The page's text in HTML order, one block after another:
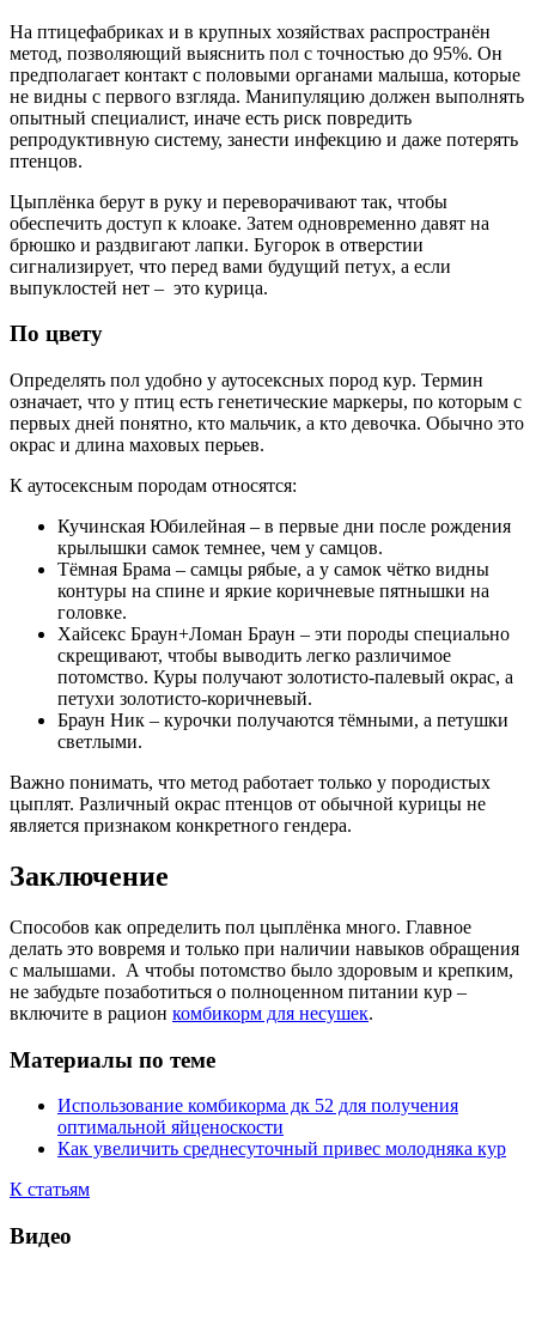
На птицефабриках и в крупных хозяйствах распространён
метод, позволяющий выяснить пол с точностью до 95%. Он
предполагает контакт с половыми органами малыша, которые
не видны с первого взгляда. Манипуляцию должен выполнять
опытный специалист, иначе есть риск повредить
репродуктивную систему, занести инфекцию и даже потерять
птенцов.
Цыплёнка берут в руку и переворачивают так, чтобы
обеспечить доступ к клоаке. Затем одновременно давят на
брюшко и раздвигают лапки. Бугорок в отверстии
сигнализирует, что перед вами будущий петух, а если
выпуклостей нет – это курица.
По цвету
Определять пол удобно у аутосексных пород кур. Термин
означает, что у птиц есть генетические маркеры, по которым с
первых дней понятно, кто мальчик, а кто девочка. Обычно это
окрас и длина маховых перьев.
К аутосексным породам относятся:
Кучинская Юбилейная – в первые дни после рождения
крылышки самок темнее, чем у самцов.
Тёмная Брама – самцы рябые, а у самок чётко видны
контуры на спине и яркие коричневые пятнышки на
головке.
Хайсекс Браун+Ломан Браун – эти породы специально
скрещивают, чтобы выводить легко различимое
потомство. Куры получают золотисто-палевый окрас, а
петухи золотисто-коричневый.
Браун Ник – курочки получаются тёмными, а петушки
светлыми.
Важно понимать, что метод работает только у породистых
цыплят. Различный окрас птенцов от обычной курицы не
является признаком конкретного гендера.
Заключение
Способов как определить пол цыплёнка много. Главное
делать это вовремя и только при наличии навыков обращения
с малышами. А чтобы потомство было здоровым и крепким,
не забудьте позаботиться о полноценном питании кур –
включите в рацион комбикорм для несушек.
Материалы по теме
Использование комбикорма дк 52 для получения
оптимальной яйценоскости
Как увеличить среднесуточный привес молодняка кур
К статьям
Видео